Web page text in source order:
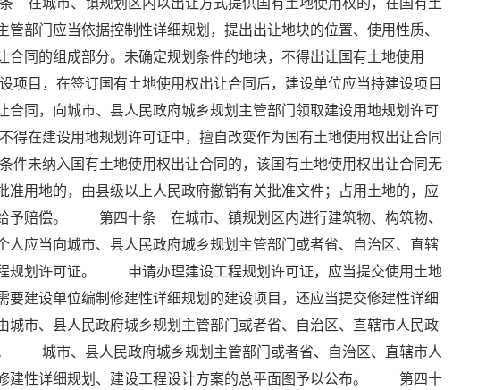
城市、镇规划区内以出让方式提供国有土地使用权的，在国有土
部门应当依据控制性详细规划，提出出让地块的位置、使用性质、
同的组成部分。未确定规划条件的地块，不得出让国有土地使用
目，在签订国有土地使用权出让合同后，建设单位应当持建设项目
合同，向城市、县人民政府城乡规划主管部门领取建设用地规划许可
在建设用地规划许可证中，擅自改变作为国有土地使用权出让合同
纳入国有土地使用权出让合同的，该国有土地使用权出让合同无
用地的，由县级以上人民政府撤销有关批准文件；占用土地的，应
予赔偿。 第四十条 在城市、镇规划区内进行建筑物、构筑物、
人应当向城市、县人民政府城乡规划主管部门或者省、自治区、直辖
规划许可证。 申请办理建设工程规划许可证，应当提交使用土地
建设单位编制修建性详细规划的建设项目，还应当提交修建性详细
城市、县人民政府城乡规划主管部门或者省、自治区、直辖市人民政
城市、县人民政府城乡规划主管部门或者省、自治区、直辖市人
建性详细规划、建设工程设计方案的总平面图予以公布。 第四十